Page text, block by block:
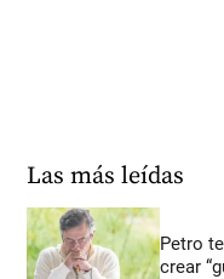
Las más leídas
Petro
crear